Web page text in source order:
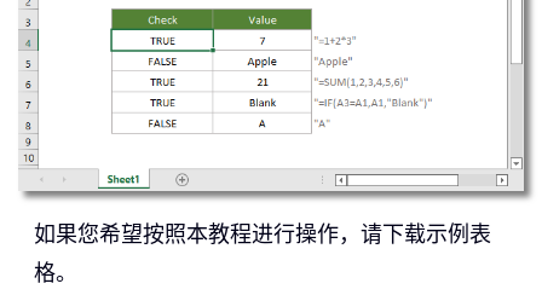
如果您希望按照本教程进行操作，请下载示例表
格。